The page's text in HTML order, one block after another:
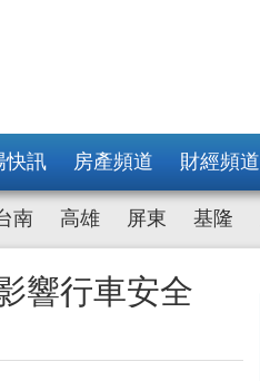
快訊 房產頻道 財經頻道
南 高雄 屏東 基隆
響行車安全